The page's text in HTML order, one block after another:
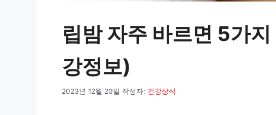
립밤 자주 바르면 5가
강정보)
2023년 12월 20일 작성자: 건강상식